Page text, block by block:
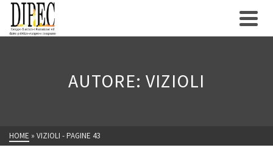
AUTORE: VIZIOLI
HOME » VIZIOLI - PAGINE 43